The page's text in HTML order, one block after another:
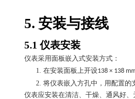
5. 安装与接线
5.1仪表安装
仪表采用面板嵌入式安装方式：
1. 在安装面板上开设138 × 138
2. 将仪表嵌入方孔中，用配置的
仪表应安装在清洁、干燥、通风好